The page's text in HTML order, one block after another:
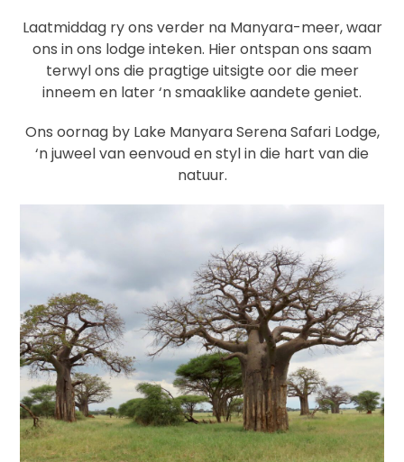
Laatmiddag ry ons verder na Manyara-meer, waar
ons in ons lodge inteken. Hier ontspan ons saam
terwyl ons die pragtige uitsigte oor die meer
inneem en later ‘n smaaklike aandete geniet.
Ons oornag by Lake Manyara Serena Safari Lodge,
‘n juweel van eenvoud en styl in die hart van die
natuur.